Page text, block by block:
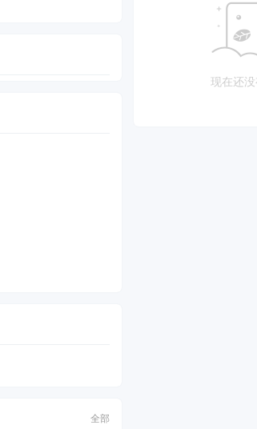
全部
现在还